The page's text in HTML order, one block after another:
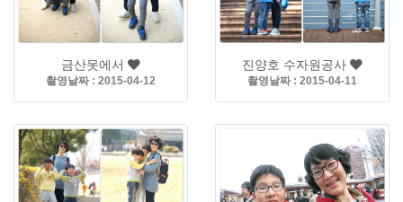
금산못에서
촬영날짜 : 2015-04-12
진양호 수자원공사
촬영날짜 : 2015-04-11